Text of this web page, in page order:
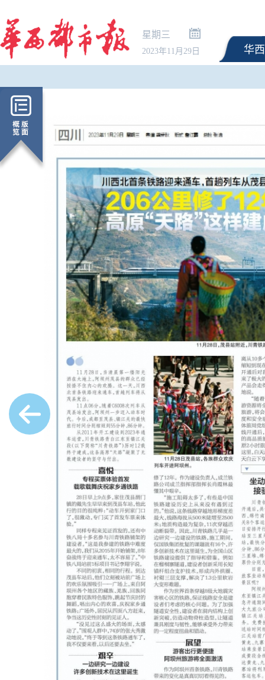
星期三
2023年11月29日 华
特朗普签署针对出生公
政令 将严厉打击“生育旅